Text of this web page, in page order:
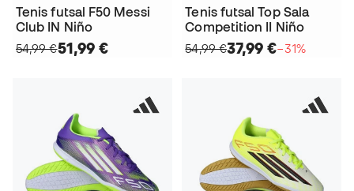
Tenis futsal F50 Messi
Club IN Niño
54,99 €51,99 €
Tenis futsal Top Sala
Competition II Niño
54,99 €37,99 €−31%